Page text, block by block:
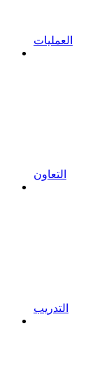
العمليات
التعاون
التدريب